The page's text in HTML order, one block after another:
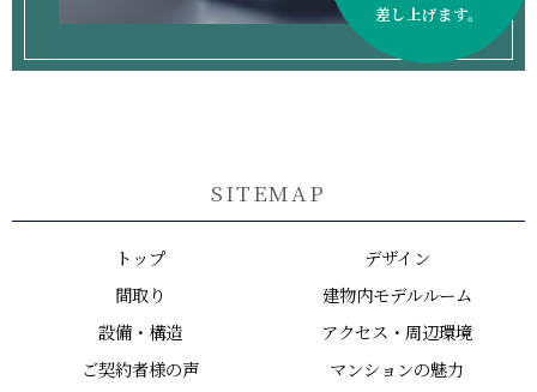
差し上げます。
SITEMAP
トップ
デザイン
間取り
建物内モデルルーム
設備・構造
アクセス・周辺環境
ご契約者様の声
マンションの魅力